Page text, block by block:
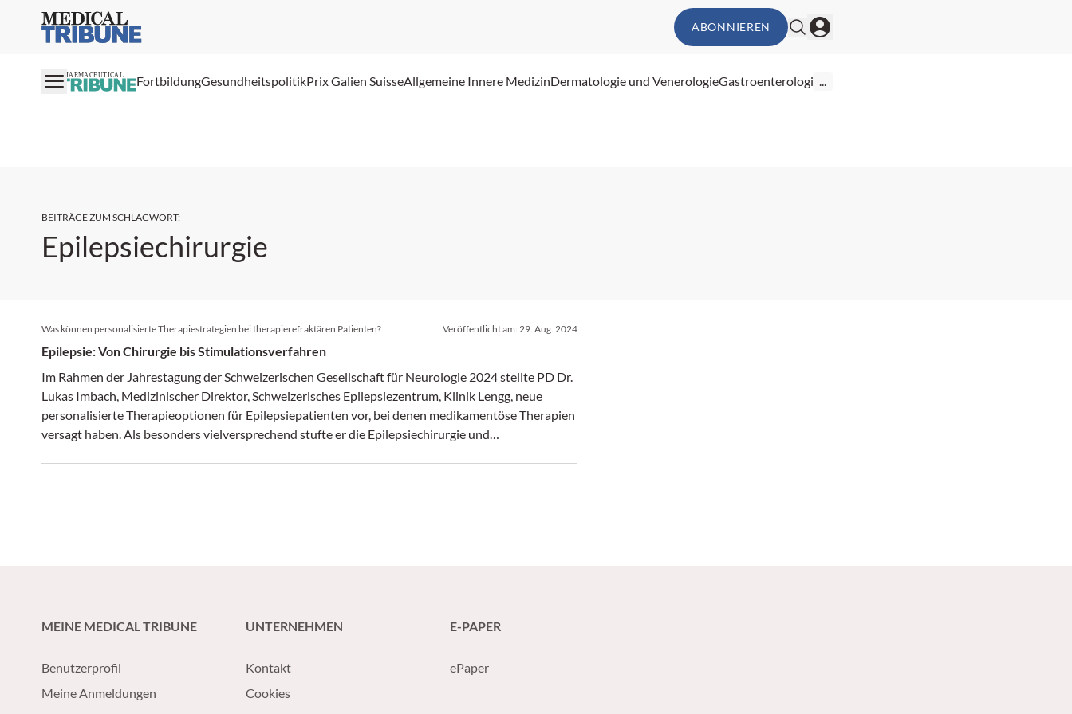
Medical Tribune ABONNIEREN
PHARMACEUTICAL FortbildungGesundheitspolitikPrix Galien SuisseAllgemeine Innere MedizinDermatologie und VenerologieGastroenterologie...
BEITRÄGE ZUM SCHLAGWORT:
Epilepsiechirurgie
Was können personalisierte Therapiestrategien bei therapierefraktären Patienten? Veröffentlicht am: 29. Aug. 2024
Epilepsie: Von Chirurgie bis Stimulationsverfahren
Im Rahmen der Jahrestagung der Schweizerischen Gesellschaft für Neurologie 2024 stellte PD Dr.
Lukas Imbach, Medizinischer Direktor, Schweizerisches Epilepsiezentrum, Klinik Lengg, neue
personalisierte Therapieoptionen für Epilepsiepatienten vor, bei denen medikamentöse Therapien
versagt haben. Als besonders vielversprechend stufte er die Epilepsiechirurgie und
MEINE MEDICAL TRIBUNE
Benutzerprofil
Meine Anmeldungen
UNTERNEHMEN
Kontakt
Cookies
E-PAPER
ePaper